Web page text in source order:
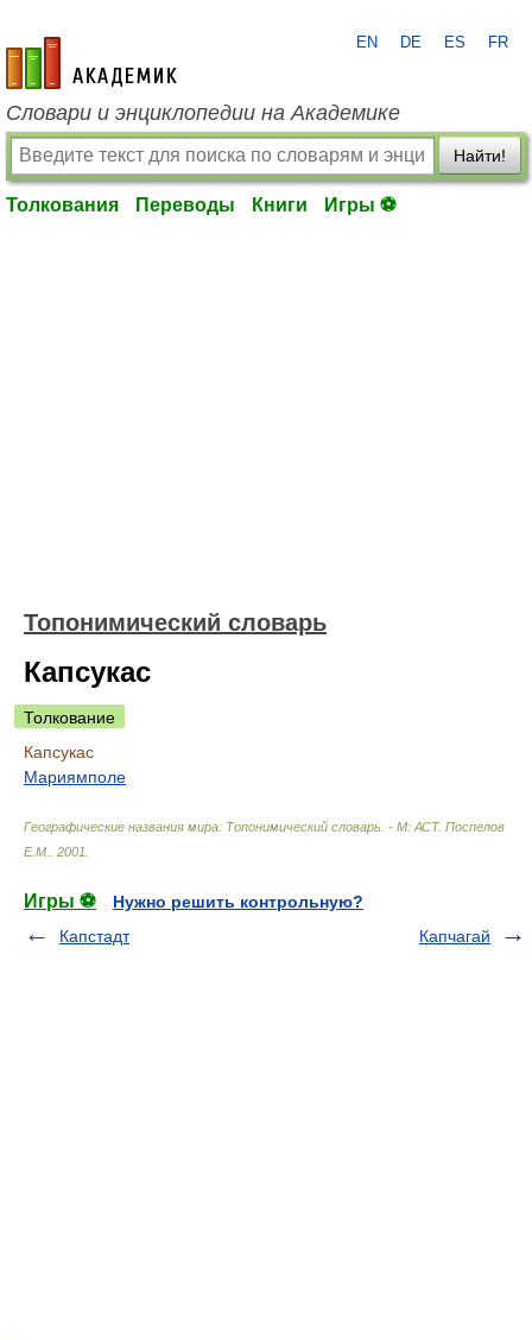
academic.ru
EN DE ES FR
Словари и энциклопедии на Академике
Найти!
Толкования Переводы Книги Игры ⚽
Топонимический словарь
Капсукас
Толкование
Капсукас
Мариямполе
Географические названия мира: Топонимический словарь. - М: АСТ. Поспелов
Е.М.
2001
Игры ⚽
Нужно решить контрольную?
Капстадт
Капчагай